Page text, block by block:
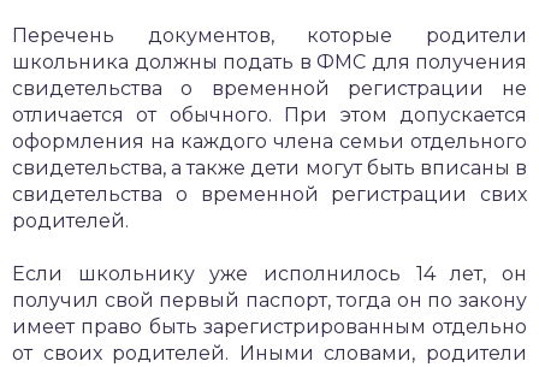
Перечень документов, которые родители
школьника должны подать в ФМС для получения
свидетельства о временной регистрации не
отличается от обычного. При этом допускается
оформления на каждого члена семьи отдельного
свидетельства, а также дети могут быть вписаны в
свидетельства о временной регистрации свих
родителей.
Если школьнику уже исполнилось 14 лет, он
получил свой первый паспорт, тогда он по закону
имеет право быть зарегистрированным отдельно
от своих родителей. Иными словами, родители